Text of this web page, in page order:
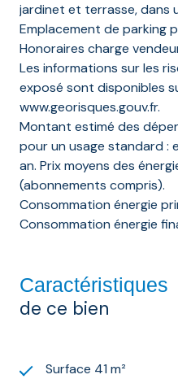
jardinet et terrasse, dans
Emplacement de parking
Honoraires charge
Les informations sur les
exposé sont disponibles
www.georisques.gouv.fr.
Montant estimé des
pour un usage standard
an. Prix moyens des
(abonnements compris).
Consommation énergie
Consommation énergie
Caractéristiques
de ce bien
Surface 41 m²